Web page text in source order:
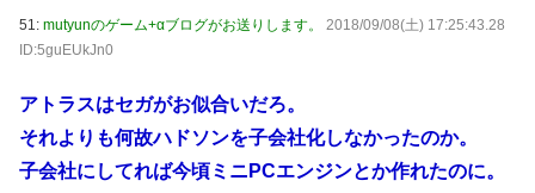
51: mutyunのゲーム+αブログがお送りします。
2018/09/08(土) 17:25:43.28
ID:5guEUkJn0
アトラスはセガがお似合いだろ。
それよりも何故ハドソンを子会社化しなかったのか。
子会社にしてれば今頃ミニPCエンジンとか作れたのに。